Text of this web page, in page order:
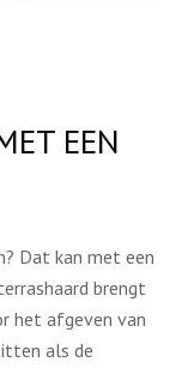
EEN
Dat kan met een
brengt
het afgeven van
als de